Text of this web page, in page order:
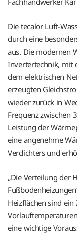
Die tecalor Luft-
durch eine
aus. Die modernen
Invertertechnik, mit
dem elektrischen
erzeugten
wieder zurück in
Frequenz zwischen
Leistung der
eine angenehme
Verdichters und
„Die Verteilung der
Heizflächen sind
eine wichtige